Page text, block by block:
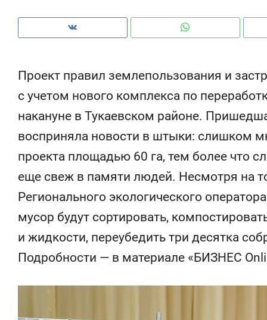
Проект правил землепользования и
с учетом нового комплекса по
накануне в Тукаевском районе.
восприняла новости в штыки: слишком
проекта площадью 60 га, тем более что
еще свеж в памяти людей. Несмотря на
Регионального экологического
мусор будут сортировать,
и жидкости, переубедить три десятка
Подробности — в материале «БИЗНЕС
Рекомендуем
150 камер до квартиры и Face
ID вместо ключа: какой будет
безопасность в ЖК «Нова»
Рекомендуем
Опыт
природе,
с